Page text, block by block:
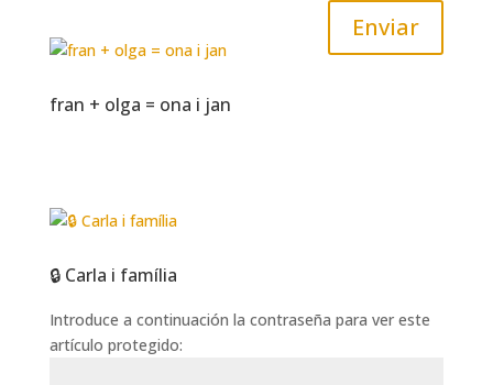
Enviar
fran + olga = ona i jan
🔒 Carla i família
Introduce a continuación la contraseña para ver este
artículo protegido: